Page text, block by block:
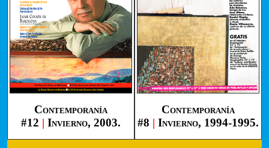
Contemporanía
#12 | Invierno, 2003.
Contemporanía
#8 | Invierno, 1994-1995.